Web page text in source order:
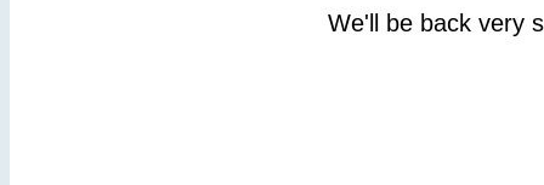
We'll be back very